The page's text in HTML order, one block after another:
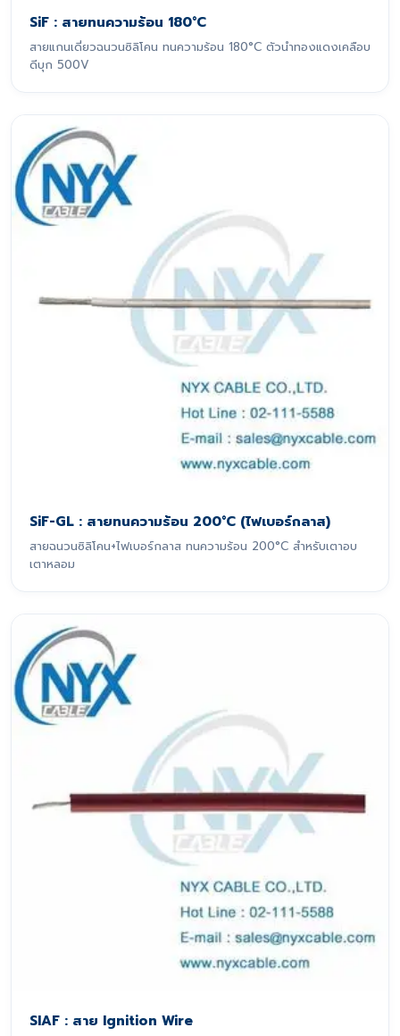
SiF : สายทนความร้อน 180°C
สายแกนเดี่ยวฉนวนซิลิโคน ทนความร้อน 180°C ตัวนำทองแดงเคลือบ
ดีบุก 500V
SiF-GL : สายทนความร้อน 200°C (ไฟเบอร์กลาส)
สายฉนวนซิลิโคน+ไฟเบอร์กลาส ทนความร้อน 200°C สำหรับเตาอบ
เตาหลอม
SIAF : สาย Ignition Wire